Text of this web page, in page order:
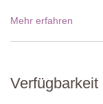
Mehr erfahren
Verfügbarkeit